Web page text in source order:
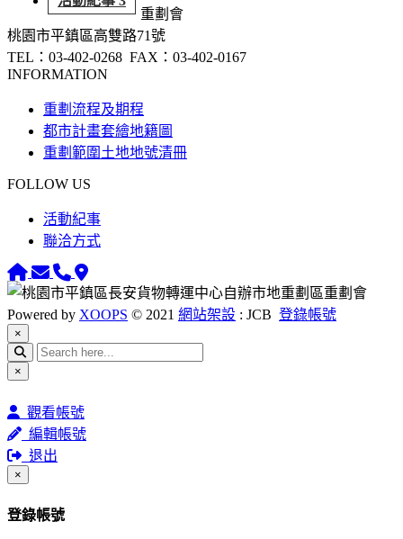
重劃會
桃園市平鎮區高雙路71號
TEL：03-402-0268 FAX：03-402-0167
INFORMATION
重劃流程及期程
都市計畫套繪地籍圖
重劃範圍土地地號清冊
FOLLOW US
活動紀事
聯洽方式
Powered by XOOPS © 2021 網站架設 : JCB 登錄帳號
×
×
觀看帳號
編輯帳號
退出
×
登錄帳號